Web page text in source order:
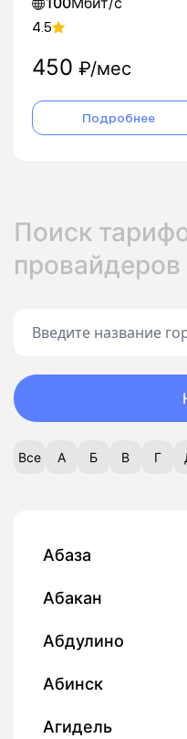
4.5
450 ₽/мес
Подробнее
Поиск
провайдеров
Все А Б В Г
Абаза
Абакан
Абдулино
Абинск
Агидель